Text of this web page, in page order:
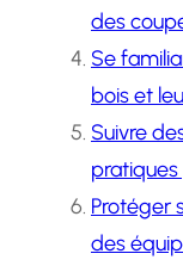
des
Se
bois et
Suivre
Protéger
des